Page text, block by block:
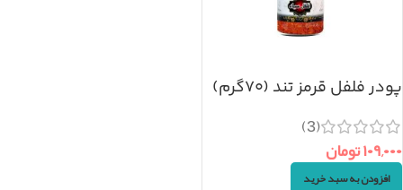
پودر فلفل قرمز تند (۷۰گرم)
(3)
۱۰۹,۰۰۰تومان
افزودن به سبد خرید